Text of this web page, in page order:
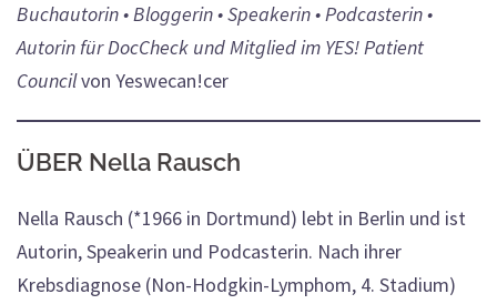
Buchautorin • Bloggerin•Speakerin • Podcasterin •
Autorin für DocCheck und Mitglied im YES! Patient
Councilvon Yeswecan!cer
ÜBER Nella Rausch
Nella Rausch (*1966 in Dortmund) lebt in Berlin und ist
Autorin, Speakerin und Podcasterin. Nach ihrer
Krebsdiagnose (Non-Hodgkin-Lymphom, 4. Stadium)